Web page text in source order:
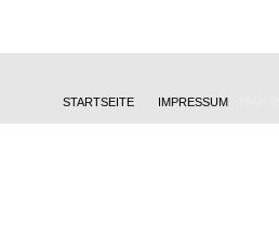
STARTSEITE IMPRESSUM